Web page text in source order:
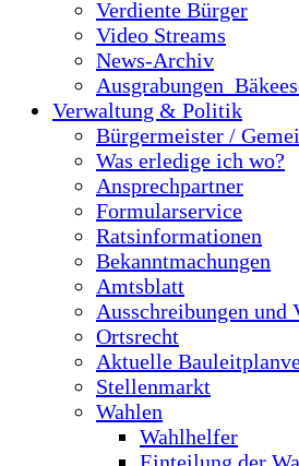
Verdiente Bürger
Video Streams
News-Archiv
Verwaltung & Politik
Bürgermeister /
Was erledige ich wo?
Ansprechpartner
Formularservice
Ratsinformationen
Bekanntmachungen
Amtsblatt
Ausschreibungen und
Ortsrecht
Aktuelle
Stellenmarkt
Wahlen
Wahlhelfer